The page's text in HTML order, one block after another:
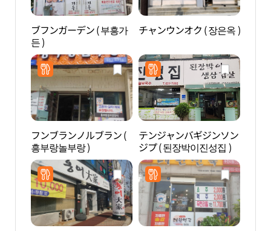
ブフンガーデン ( 부흥가
든 )
チャンウンオク ( 장은옥 )
フンブランノルブラン (
흥부랑놀부랑 )
テンジャンバギジンソン
ジプ ( 된장박이진성집 )